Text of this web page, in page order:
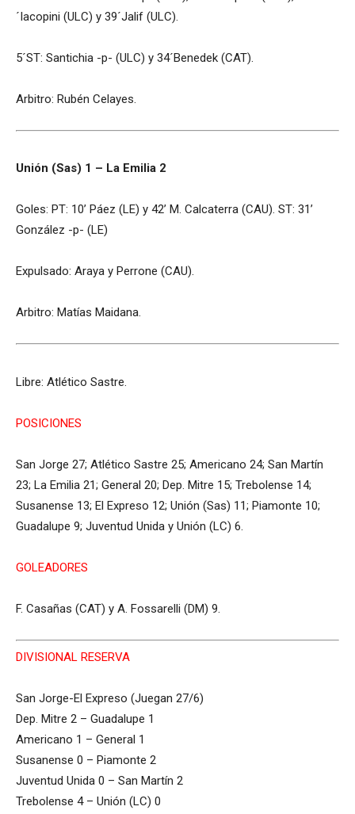
´Iacopini (ULC) y 39´Jalif (ULC).
5´ST: Santichia -p- (ULC) y 34´Benedek (CAT).
Arbitro: Rubén Celayes.
Unión (Sas) 1 – La Emilia 2
Goles: PT: 10’ Páez (LE) y 42’ M. Calcaterra (CAU). ST: 31’
González -p- (LE)
Expulsado: Araya y Perrone (CAU).
Arbitro: Matías Maidana.
Libre: Atlético Sastre.
POSICIONES
San Jorge 27; Atlético Sastre 25; Americano 24; San Martín
23; La Emilia 21; General 20; Dep. Mitre 15; Trebolense 14;
Susanense 13; El Expreso 12; Unión (Sas) 11; Piamonte 10;
Guadalupe 9; Juventud Unida y Unión (LC) 6.
GOLEADORES
F. Casañas (CAT) y A. Fossarelli (DM) 9.
DIVISIONAL RESERVA
San Jorge-El Expreso (Juegan 27/6)
Dep. Mitre 2 – Guadalupe 1
Americano 1 – General 1
Susanense 0 – Piamonte 2
Juventud Unida 0 – San Martín 2
Trebolense 4 – Unión (LC) 0